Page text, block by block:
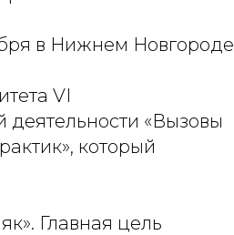
в Нижнем Новгороде
VI
«Вызовы
который
Главная цель